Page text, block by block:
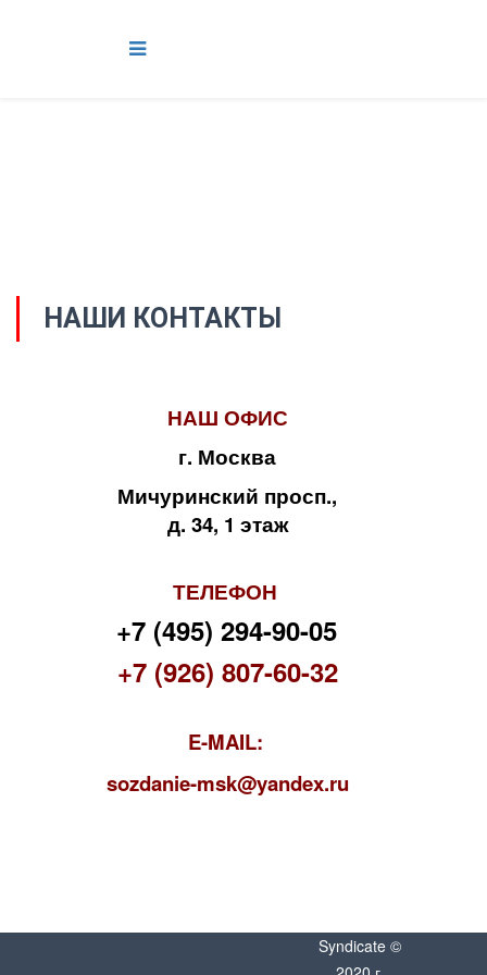
НАШИ КОНТАКТЫ
НАШ ОФИС
г. Москва
Мичуринский просп.,
д. 34, 1 этаж
ТЕЛЕФОН
+7 (495) 294-90-05
+7 (926) 807-60-32
E-MAIL:
sozdanie-msk@yandex.ru
Syndicate ©